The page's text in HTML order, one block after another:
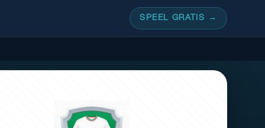
SPEEL GRATIS →